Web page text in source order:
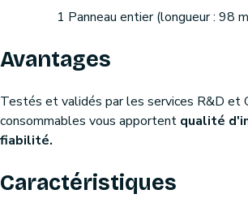
1 Panneau entier (longueur : 98
Avantages
Testés et validés par les services R&D et
consommables vous apportent qualité
fiabilité.
Caractéristiques